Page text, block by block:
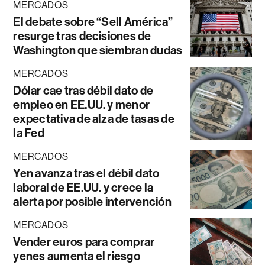
MERCADOS
El debate sobre “Sell América”
resurge tras decisiones de
Washington que siembran dudas
MERCADOS
Dólar cae tras débil dato de
empleo en EE.UU. y menor
expectativa de alza de tasas de
la Fed
MERCADOS
Yen avanza tras el débil dato
laboral de EE.UU. y crece la
alerta por posible intervención
MERCADOS
Vender euros para comprar
yenes aumenta el riesgo